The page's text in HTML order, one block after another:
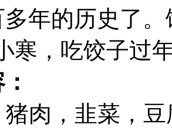
年的历史了
寒，吃饺子过
猪肉，韭菜，